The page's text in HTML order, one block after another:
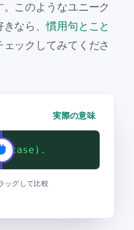
このようなユニーク
きなら、慣用句とこと
ックしてみてくださ
実際の意味
(For if the
case).
ッグして比較